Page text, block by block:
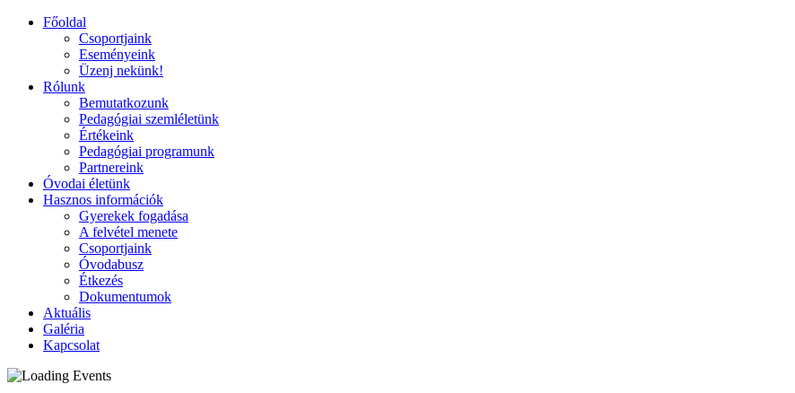
Főoldal
Csoportjaink
Eseményeink
Üzenj nekünk!
Rólunk
Bemutatkozunk
Pedagógiai szemléletünk
Értékeink
Pedagógiai programunk
Partnereink
Óvodai életünk
Hasznos információk
Gyerekek fogadása
A felvétel menete
Csoportjaink
Óvodabusz
Étkezés
Dokumentumok
Aktuális
Galéria
Kapcsolat